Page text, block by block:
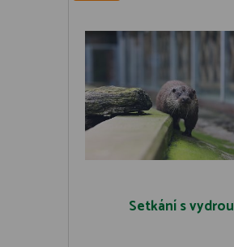
Setkání s vydrou